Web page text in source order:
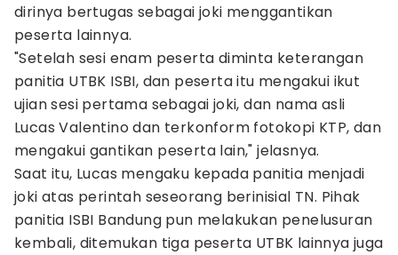
dirinya bertugas sebagai joki menggantikan
peserta lainnya.
"Setelah sesi enam peserta diminta keterangan
panitia UTBK ISBI, dan peserta itu mengakui ikut
ujian sesi pertama sebagai joki, dan nama asli
Lucas Valentino dan terkonform fotokopi KTP, dan
mengakui gantikan peserta lain," jelasnya.
Saat itu, Lucas mengaku kepada panitia menjadi
joki atas perintah seseorang berinisial TN. Pihak
panitia ISBI Bandung pun melakukan penelusuran
kembali, ditemukan tiga peserta UTBK lainnya juga